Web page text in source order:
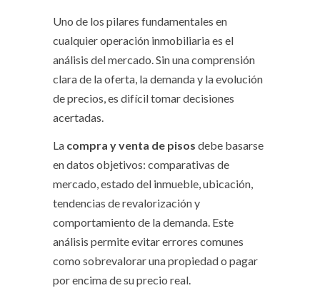
Uno de los pilares fundamentales en
cualquier operación inmobiliaria es el
análisis del mercado. Sin una comprensión
clara de la oferta, la demanda y la evolución
de precios, es difícil tomar decisiones
acertadas.
La compra y venta de pisos debe basarse
en datos objetivos: comparativas de
mercado, estado del inmueble, ubicación,
tendencias de revalorización y
comportamiento de la demanda. Este
análisis permite evitar errores comunes
como sobrevalorar una propiedad o pagar
por encima de su precio real.